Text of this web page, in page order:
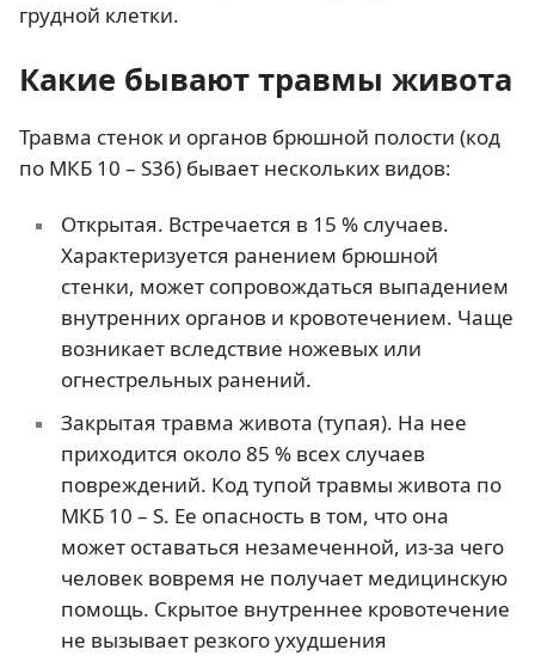
грудной клетки.
Какие бывают травмы живота
Травма стенок и органов брюшной полости (код
по МКБ 10 – S36) бывает нескольких видов:
Открытая. Встречается в 15 % случаев.
Характеризуется ранением брюшной
стенки, может сопровождаться выпадением
внутренних органов и кровотечением. Чаще
возникает вследствие ножевых или
огнестрельных ранений.
Закрытая травма живота (тупая). На нее
приходится около 85 % всех случаев
повреждений. Код тупой травмы живота по
МКБ 10 – S. Ее опасность в том, что она
может оставаться незамеченной, из-за чего
человек вовремя не получает медицинскую
помощь. Скрытое внутреннее кровотечение
не вызывает резкого ухудшения